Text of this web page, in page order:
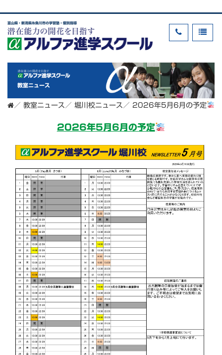
富山県・新潟県糸魚川市の学習塾・個別指導
教室ニュース
／ 教室ニュース ／ 堀川校ニュース ／ 2026年5月6月の予定
2026年5月6月の予定